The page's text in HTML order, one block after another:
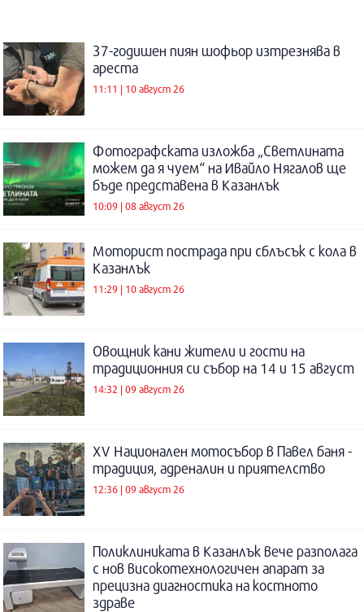
37-годишен пиян шофьор изтрезнява в
ареста
11:11 | 10 август 26
Фотографската изложба „Светлината
можем да я чуем“ на Ивайло Нягалов ще
бъде представена в Казанлък
10:09 | 08 август 26
Моторист пострада при сблъсък с кола в
Казанлък
11:29 | 10 август 26
Овощник кани жители и гости на
традиционния си събор на 14 и 15 август
14:32 | 09 август 26
XV Национален мотосъбор в Павел баня -
традиция, адреналин и приятелство
12:36 | 09 август 26
Поликлиниката в Казанлък вече разполага
с нов високотехнологичен апарат за
прецизна диагностика на костното
здраве